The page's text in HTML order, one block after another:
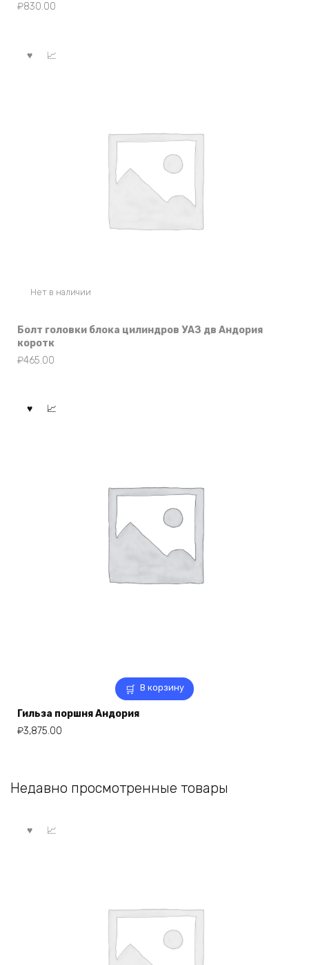
₽830.00
Нет в наличии
Болт головки блока цилиндров УАЗ дв Андория
коротк
₽465.00
В корзину
Гильза поршня Андория
₽3,875.00
Недавно просмотренные товары